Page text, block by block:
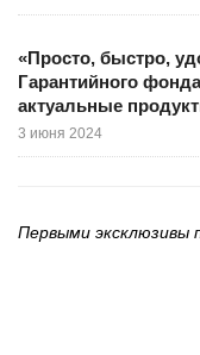
«Просто, быстро,
Гарантийного
актуальные
3 июня 2024
Первыми эксклюзивы